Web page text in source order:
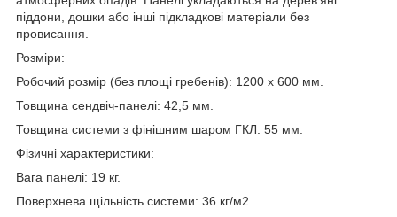
піддони, дошки або інші підкладкові матеріали без
провисання.
Розміри:
Робочий розмір (без площі гребенів): 1200 х 600 мм.
Товщина сендвіч-панелі: 42,5 мм.
Товщина системи з фінішним шаром ГКЛ: 55 мм.
Фізичні характеристики:
Вага панелі: 19 кг.
Поверхнева щільність системи: 36 кг/м2.